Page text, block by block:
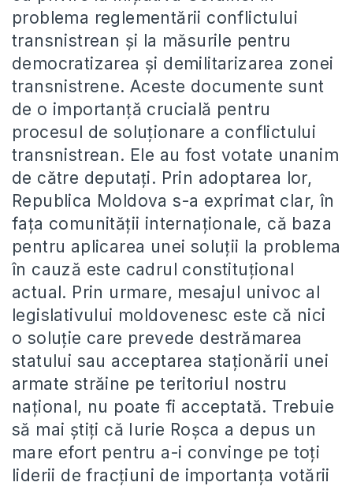
problema reglementării conflictului
transnistrean şi la măsurile pentru
democratizarea şi demilitarizarea zonei
transnistrene. Aceste documente sunt
de o importanţă crucială pentru
procesul de soluţionare a conflictului
transnistrean. Ele au fost votate unanim
de către deputaţi. Prin adoptarea lor,
Republica Moldova s-a exprimat clar, în
faţa comunităţii internaţionale, că baza
pentru aplicarea unei soluţii la problema
în cauză este cadrul constituţional
actual. Prin urmare, mesajul univoc al
legislativului moldovenesc este că nici
o soluţie care prevede destrămarea
statului sau acceptarea staţionării unei
armate străine pe teritoriul nostru
naţional, nu poate fi acceptată. Trebuie
să mai ştiţi că Iurie Roşca a depus un
mare efort pentru a-i convinge pe toţi
liderii de fracţiuni de importanţa votării